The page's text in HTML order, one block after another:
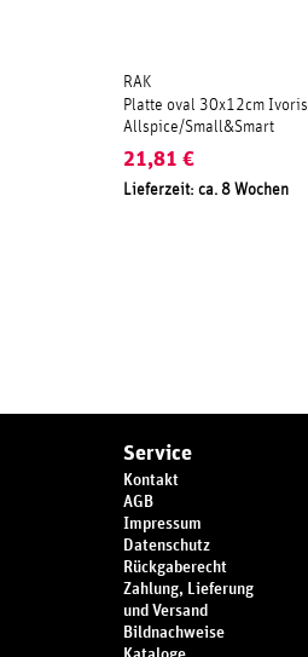
RAK
Platte oval 30x12cm Ivoris
Allspice/Small&Smart
21,81 €
Lieferzeit: ca. 8 Wochen
Service
Kontakt
AGB
Impressum
Datenschutz
Rückgaberecht
Zahlung, Lieferung
und Versand
Bildnachweise